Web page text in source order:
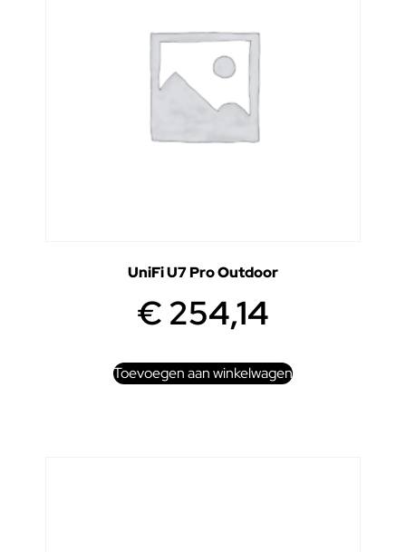
UniFi U7 Pro Outdoor
€254,14
Toevoegen aan winkelwagen